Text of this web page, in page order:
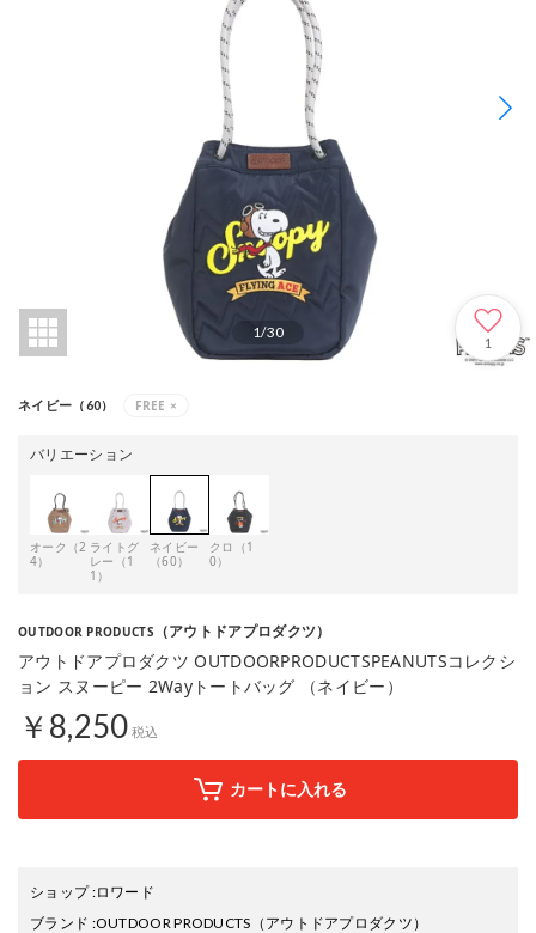
1/30
1
ネイビー（60） FREE ×
バリエーション
オーク（2
4）
ライトグ
レー（1
1）
ネイビー
（60）
クロ（1
0）
OUTDOOR PRODUCTS （アウトドアプロダクツ）
アウトドアプロダクツ OUTDOORPRODUCTSPEANUTSコレクシ
ョン スヌーピー 2Wayトートバッグ （ネイビー）
￥8,250 税込
カートに入れる
ショップ:ロワード
ブランド :OUTDOOR PRODUCTS （アウトドアプロダクツ）